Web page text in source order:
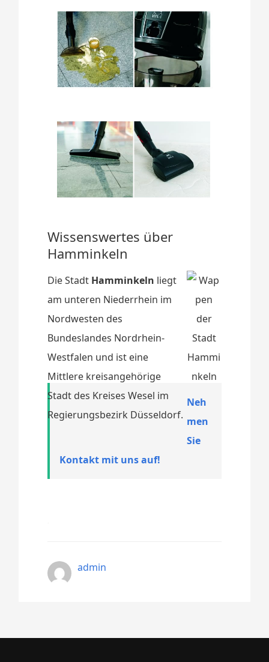
Wissenswertes über
Hamminkeln
Die Stadt Hamminkeln liegt
am unteren Niederrhein im
Nordwesten des
Bundeslandes Nordrhein-
Westfalen und ist eine
Mittlere kreisangehörige
Stadt des Kreises Wesel im
Regierungsbezirk Düsseldorf.
Neh
men
Sie
Kontakt mit uns auf!
admin